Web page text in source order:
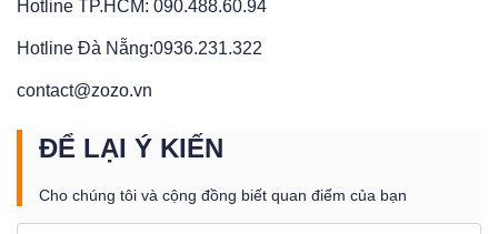
Hotline TP.HCM: 090.488.60.94
Hotline Đà Nẵng:0936.231.322
contact@zozo.vn
ĐỂ LẠI Ý KIẾN
Cho chúng tôi và cộng đồng biết quan điểm của bạn